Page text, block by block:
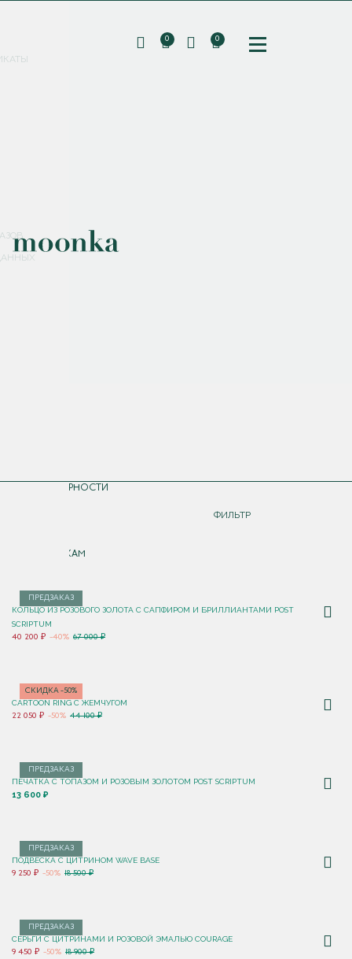
Соглашаюсь с
0 0
ПО ПОПУЛЯРНОСТИ
ПО НОВИНКАМ
ФИЛЬТР
ПРЕДЗАКАЗ
КОЛЬЦО ИЗ РОЗОВОГО ЗОЛОТА С САПФИРОМ И БРИЛЛИАНТАМИ POST
SCRIPTUM
40 200 ₽ -40% 67 000 ₽
СКИДКА -50%
CARTOON RING С ЖЕМЧУГОМ
22 050 ₽ -50% 44 100 ₽
ПРЕДЗАКАЗ
ПЕЧАТКА С ТОПАЗОМ И РОЗОВЫМ ЗОЛОТОМ POST SCRIPTUM
13 600 ₽
ПРЕДЗАКАЗ
ПОДВЕСКА С ЦИТРИНОМ WAVE BASE
9 250 ₽ -50% 18 500 ₽
ПРЕДЗАКАЗ
СЕРЬГИ С ЦИТРИНАМИ И РОЗОВОЙ ЭМАЛЬЮ COURAGE
9 450 ₽ -50% 18 900 ₽